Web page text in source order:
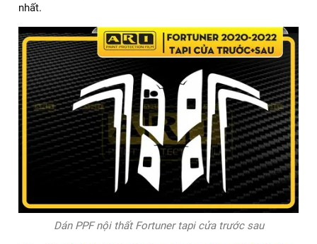
nhất.
Dán PPF nội thất Fortuner tapi cửa trước sau